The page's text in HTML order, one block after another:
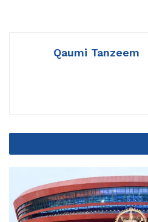
Qaumi Tanzeem